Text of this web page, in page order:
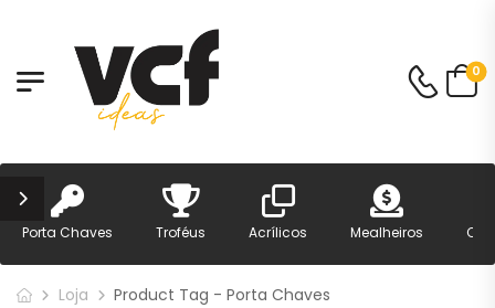
0
Porta Chaves Troféus Acrílicos Mealheiros
Loja Product Tag - Porta Chaves